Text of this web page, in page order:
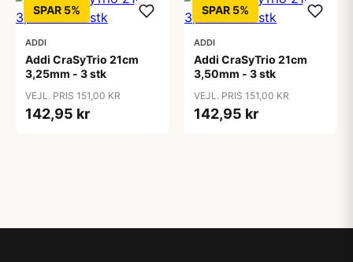
SPAR 5%
ADDI
Addi CraSyTrio 21cm
3,25mm - 3 stk
VEJL. PRIS 151,00 KR
142,95 kr
SPAR 5%
ADDI
Addi CraSyTrio 21cm
3,50mm - 3 stk
VEJL. PRIS 151,00 KR
142,95 kr